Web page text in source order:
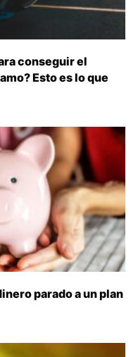
conseguir el
Esto es lo que
parado a un plan